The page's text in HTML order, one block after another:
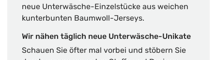
neue Unterwäsche-Einzelstücke aus weichen
kunterbunten Baumwoll-Jerseys.
Wir nähen täglich neue Unterwäsche-Unikate
Schauen Sie öfter mal vorbei und stöbern Sie